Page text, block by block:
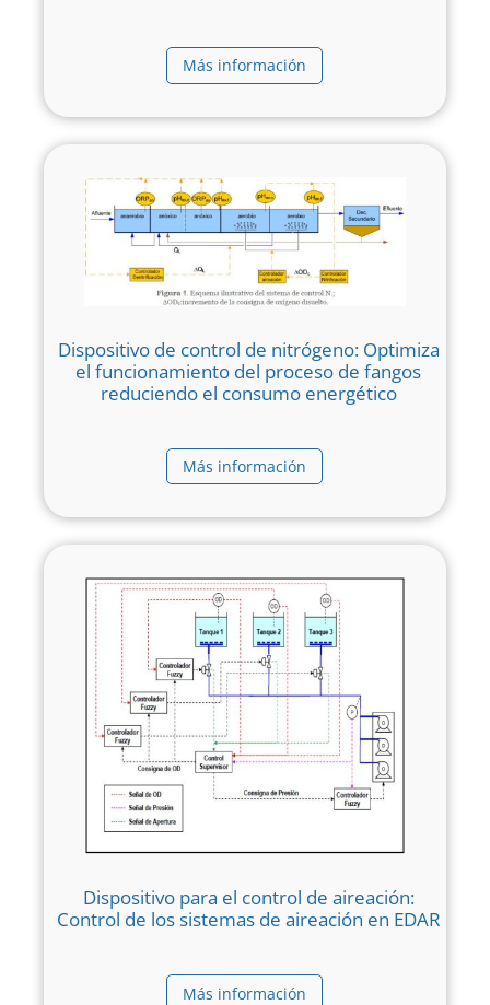
Más información
Dispositivo de control de nitrógeno: Optimiza
el funcionamiento del proceso de fangos
reduciendo el consumo energético
Más información
Dispositivo para el control de aireación:
Control de los sistemas de aireación en EDAR
Más información